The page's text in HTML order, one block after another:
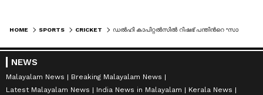
HOME SPORTS CRICKET
NEWS
Malayalam News
Breaking Malayalam News
Latest Malayalam News
India News in Malayalam
Kerala News